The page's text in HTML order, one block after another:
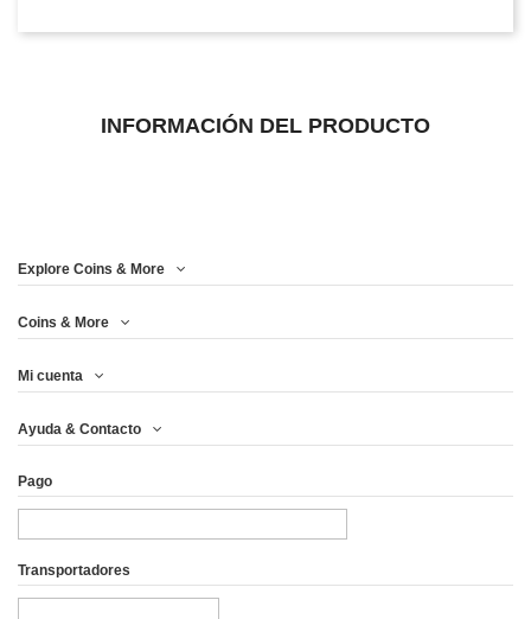
INFORMACIÓN DEL PRODUCTO
Explore Coins & More
Coins & More
Mi cuenta
Ayuda & Contacto
Pago
Transportadores